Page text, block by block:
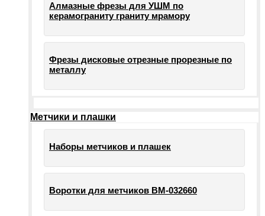
Алмазные фрезы для УШМ по
керамограниту граниту мрамору
Фрезы дисковые отрезные прорезные по
металлу
Метчики и плашки
Наборы метчиков и плашек
Воротки для метчиков ВМ-032660